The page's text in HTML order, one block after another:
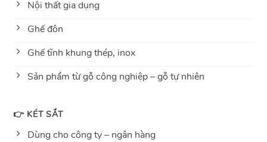
Nội thất gia dụng
Ghế đôn
Ghế tĩnh khung thép, inox
Sản phẩm từ gỗ công nghiệp – gỗ tự nhiên
👉 KÉT SẮT
Dùng cho công ty – ngân hàng